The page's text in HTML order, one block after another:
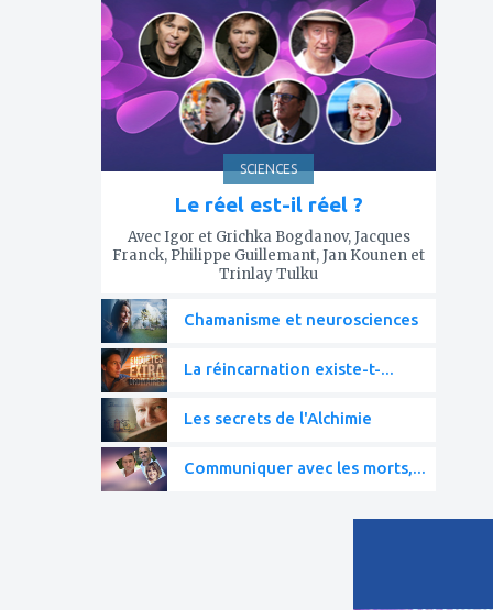
mes
favoris
SCIENCES
Le réel est-il réel ?
Avec Igor et Grichka Bogdanov, Jacques
Franck, Philippe Guillemant, Jan Kounen et
Trinlay Tulku
Chamanisme et neurosciences
La réincarnation existe-t-...
Les secrets de l'Alchimie
Communiquer avec les morts,...